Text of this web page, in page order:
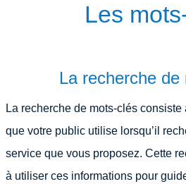
Les
La recherche de
La recherche de mots-clés
que votre public utilise lorsqu’il
service que vous proposez. Cette
à utiliser ces informations pour